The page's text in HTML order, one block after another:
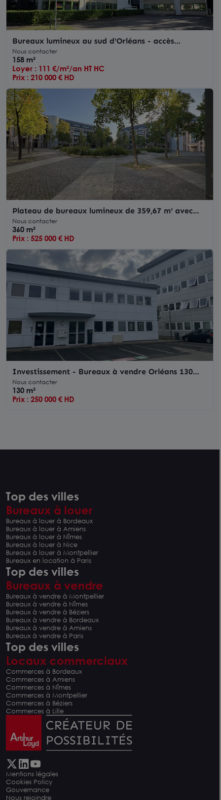
Bureaux lumineux au sud d'Orléans - accès
immédiat RD2020 - A louer ou à vendre 157 m2 !
Nous contacter
158 m²
Loyer : 111 €/m²/an HT HC
Prix : 210 000 € HD
Plateau de bureaux lumineux de 359,67 m² avec
parkings - Orléans Ouest, proximité Pont de
l'Europe
Nous contacter
360 m²
Prix : 525 000 € HD
Investissement - Bureaux à vendre Orléans 130
m2- Loiret (45)
Nous contacter
130 m²
Prix : 250 000 € HD
Top des villes
Bureaux à louer
Bureaux à louer à Bordeaux
Bureaux à louer à Amiens
Bureaux à louer à Nîmes
Bureaux à louer à Nice
Bureaux à louer à Montpellier
Bureaux en location à Paris
Top des villes
Bureaux à vendre
Bureaux à vendre à Montpellier
Bureaux à vendre à Nîmes
Bureaux à vendre à Béziers
Bureaux à vendre à Bordeaux
Bureaux à vendre à Amiens
Bureaux à vendre à Paris
Top des villes
Locaux commerciaux
Commerces à Bordeaux
Commerces à Amiens
Commerces à Nîmes
Commerces à Montpellier
Commerces à Béziers
Commerces à Lille
Mentions légales
Cookies Policy
Gouvernance
Nous rejoindre